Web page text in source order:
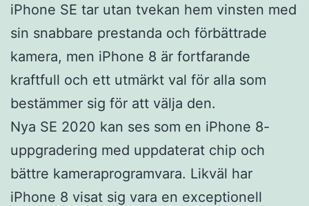
iPhone SE tar utan tvekan hem vinsten med
sin snabbare prestanda och förbättrade
kamera, men iPhone 8 är fortfarande
kraftfull och ett utmärkt val för alla som
bestämmer sig för att välja den.
Nya SE 2020 kan ses som en iPhone 8-
uppgradering med uppdaterat chip och
bättre kameraprogramvara. Likväl har
iPhone 8 visat sig vara en exceptionell